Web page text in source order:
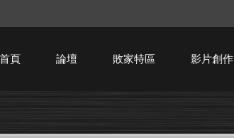
首頁 論壇 敗家特區 影片創作